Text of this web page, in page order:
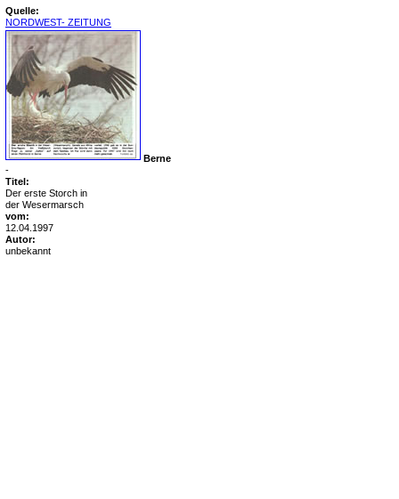
Quelle:
NORDWEST- ZEITUNG
Berne
-
Titel:
Der erste Storch in
der Wesermarsch
vom:
12.04.1997
Autor:
unbekannt